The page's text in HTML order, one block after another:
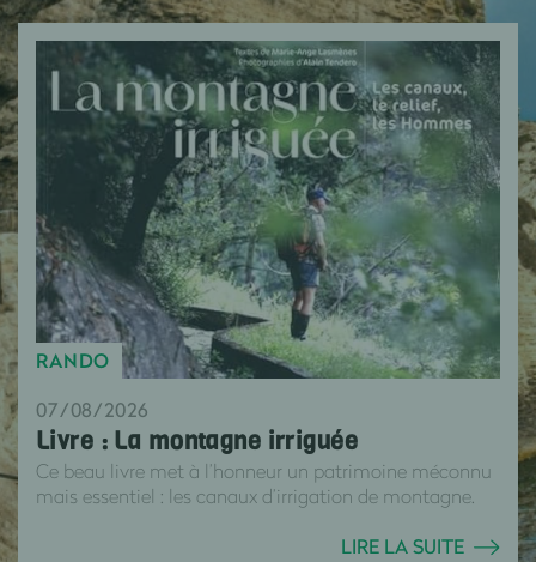
RANDO
07/08/2026
Livre : La montagne irriguée
Ce beau livre met à l’honneur un patrimoine méconnu
mais essentiel : les canaux d’irrigation de montagne.
LIRE LA SUITE